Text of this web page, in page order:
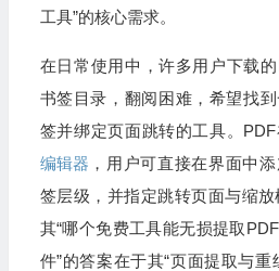
工具”的核心需求。
在日常使用中，许多用户下载
书签目录，翻阅困难，希望找
签并绑定页面跳转的工具。
编辑器 ，用户可直接在界面中
签层级，并指定跳转页面与缩放
其“哪个免费工具能无损提取
件”的答案在于其“页面提取与